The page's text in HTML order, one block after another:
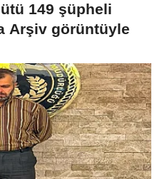
149 şüpheli
Arşiv görüntüyle